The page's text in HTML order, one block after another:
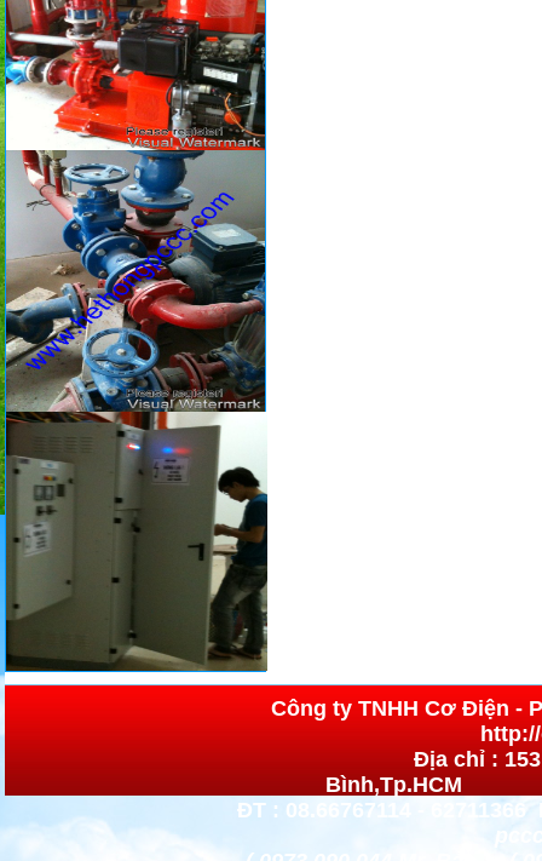
Công ty TNHH Cơ
Địa chỉ :
Bình,Tp.HCM
ĐT : 08.66767114 - 62711366